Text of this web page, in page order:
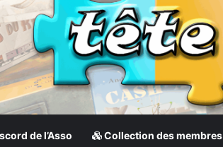
de l’Asso Collection des membres